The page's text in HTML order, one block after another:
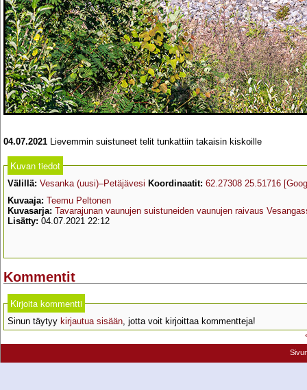
04.07.2021 Lievemmin suistuneet telit tunkattiin takaisin kiskoille
Kuvan tiedot
Välillä: Vesanka (uusi)–Petäjävesi Koordinaatit: 62.27308 25.51716
Kuvaaja: Teemu Peltonen
Kuvasarja: Tavarajunan vaunujen suistuneiden vaunujen raivaus
Lisätty: 04.07.2021 22:12
Kommentit
Kirjoita kommentti
Sinun täytyy kirjautua sisään, jotta voit kirjoittaa kommentteja!